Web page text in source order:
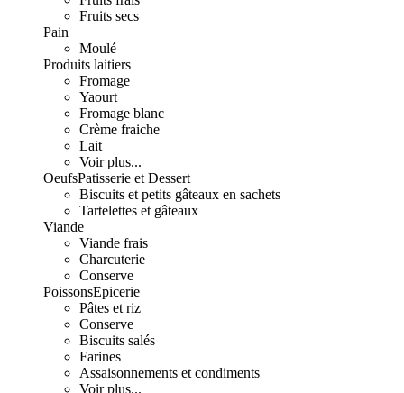
Fruits secs
Pain
Moulé
Produits laitiers
Fromage
Yaourt
Fromage blanc
Crème fraiche
Lait
Voir plus...
OeufsPatisserie et Dessert
Biscuits et petits gâteaux en sachets
Tartelettes et gâteaux
Viande
Viande frais
Charcuterie
Conserve
PoissonsEpicerie
Pâtes et riz
Conserve
Biscuits salés
Farines
Assaisonnements et condiments
Voir plus...